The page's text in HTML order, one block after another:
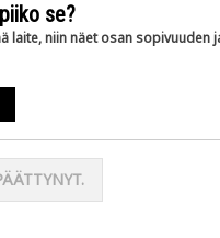
se?
laite, niin näet osan sopivuuden